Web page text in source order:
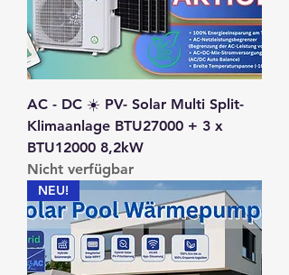
AC - DC ☀️ PV- Solar Multi Split-
Klimaanlage BTU27000 + 3 x
BTU12000 8,2kW
Nicht verfügbar
NEU!